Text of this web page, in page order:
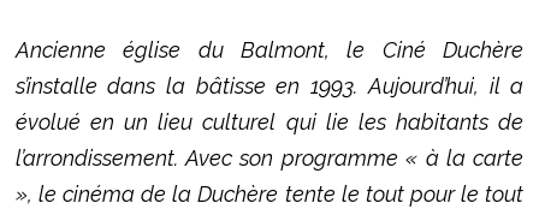
Ancienne église du Balmont, le Ciné Duchère
s’installe dans la bâtisse en 1993. Aujourd’hui, il a
évolué en un lieu culturel qui lie les habitants de
l’arrondissement. Avec son programme « à la carte
», le cinéma de la Duchère tente le tout pour le tout